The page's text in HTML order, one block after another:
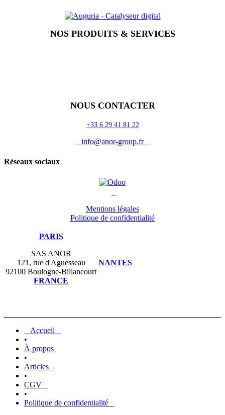
NOS PRODUITS & SERVICES
NOUS CONTACTER
+33 6 29 41 81 22
info@anor-group.fr
Réseaux sociaux
Mentions légales
Politique de confidentialité
PARIS
SAS ANOR
121, rue d'Aguesseau
92100 Boulogne-Billancourt
FRANCE
NANTES
Accueil
•
À propos
•
Articles
•
CGV
•
Politique de confidentialité